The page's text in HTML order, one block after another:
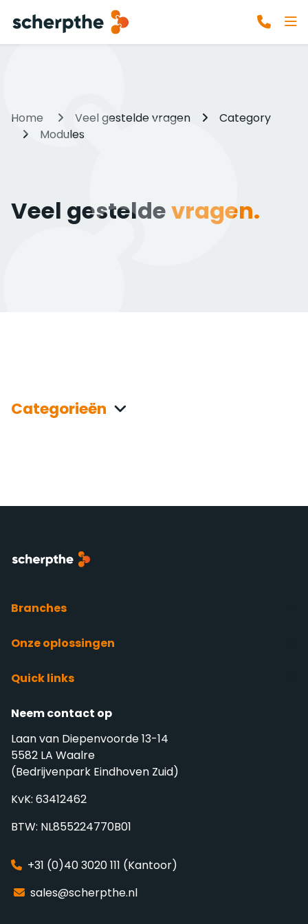
Home Veel gestelde vragen
Category
Modules
Veel gesteldevragen.
Categorieën
Branches
Onze oplossingen
Quick links
Neem contact op
Laan van Diepenvoorde 13-14
5582 LA Waalre
(Bedrijvenpark Eindhoven Zuid)
KvK: 63412462
BTW: NL855224770B01
+31 (0)40 3020 111 (Kantoor)
sales@scherpthe.nl